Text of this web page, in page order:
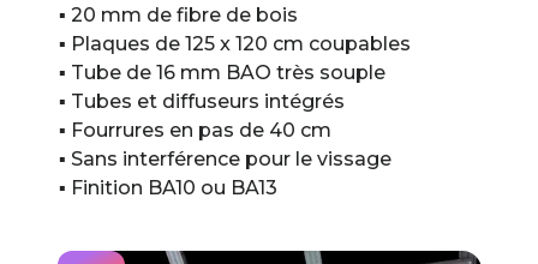
▪ 20 mm de fibre de bois
▪ Plaques de 125 x 120 cm coupables
▪ Tube de 16 mm BAO très souple
▪ Tubes et diffuseurs intégrés
▪ Fourrures en pas de 40 cm
▪ Sans interférence pour le vissage
▪ Finition BA10 ou BA13